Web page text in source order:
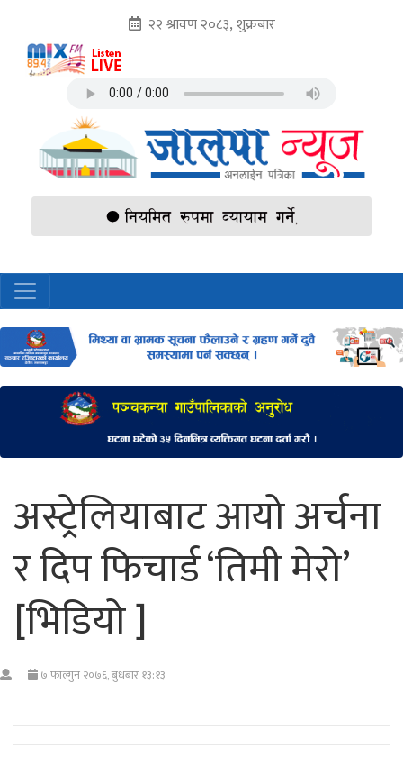
२२ श्रावण २०८३, शुक्रबार
अस्ट्रेलियाबाट आयो अर्चना
र दिप फिचार्ड ‘तिमी मेरो’
[भिडियो ]
७ फाल्गुन २०७६, बुधबार १३:१३